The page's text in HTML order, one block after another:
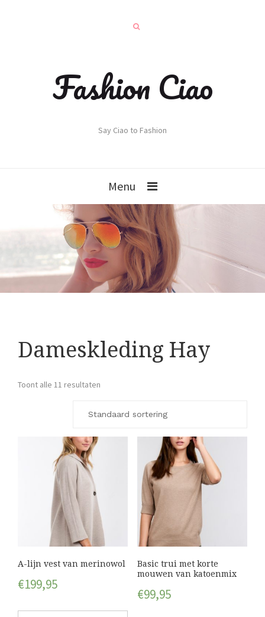
Fashion Ciao
Say Ciao to Fashion
Menu
Dameskleding Hay
Toont alle 11 resultaten
A-lijn vest van merinowol
€199,95
Basic trui met korte
mouwen van katoenmix
€99,95